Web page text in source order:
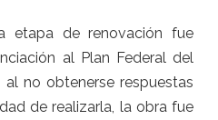
etapa de renovación fue
al Plan Federal del
al no obtenerse respuestas
de realizarla, la obra fue